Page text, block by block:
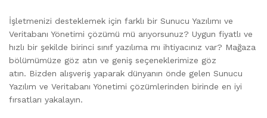
İşletmenizi desteklemek için farklı bir Sunucu Yazılımı ve
Veritabanı Yönetimi çözümü mü arıyorsunuz? Uygun fiyatlı ve
hızlı bir şekilde birinci sınıf yazılıma mı ihtiyacınız var? Mağaza
bölümümüze göz atın ve geniş seçeneklerimize göz
atın. Bizden alışveriş yaparak dünyanın önde gelen Sunucu
Yazılım ve Veritabanı Yönetimi çözümlerinden birinde en iyi
fırsatları yakalayın.